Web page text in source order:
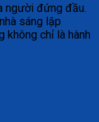
người đứng đầu.
sáng lập
không chỉ là hành